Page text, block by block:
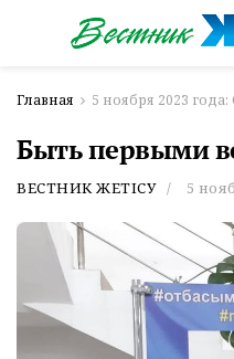
Главная 5 ноября 2023
Быть первыми
ВЕСТНИК ЖЕТІСУ 5